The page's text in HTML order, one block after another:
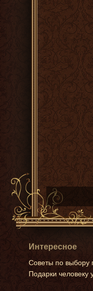
Интересное
Советы по выбору
Подарки человеку